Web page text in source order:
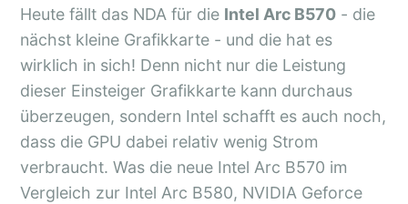
Heute fällt das NDA für die Intel Arc B570- die
nächst kleine Grafikkarte - und die hat es
wirklich in sich! Denn nicht nur die Leistung
dieser Einsteiger Grafikkarte kann durchaus
überzeugen, sondern Intel schafft es auch noch,
dass die GPU dabei relativ wenig Strom
verbraucht. Was die neue Intel Arc B570 im
Vergleich zur Intel Arc B580, NVIDIA Geforce